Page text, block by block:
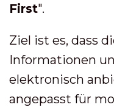
First".
Ziel ist es, dass
Informationen
elektronisch
angepasst für